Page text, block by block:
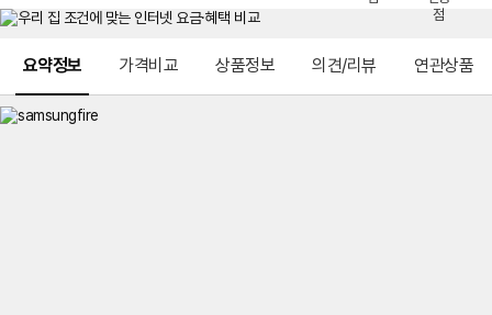
생
는
치
비
요약정보 가격비교 상품정보 의견/리뷰 연관상품